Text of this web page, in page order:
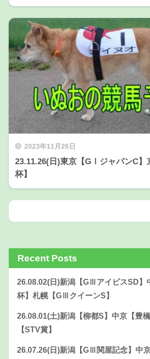
2023年11月26日
23.11.26(日)東京【GⅠジャパンC
杯】
Recent Posts
26.08.02(日)新潟【GⅢアイビスSD】
杯】札幌【GⅢクイーンS】
26.08.01(土)新潟【柳都S】中京【豊
【STV賞】
26.07.26(日)新潟【GⅢ関屋記念】中